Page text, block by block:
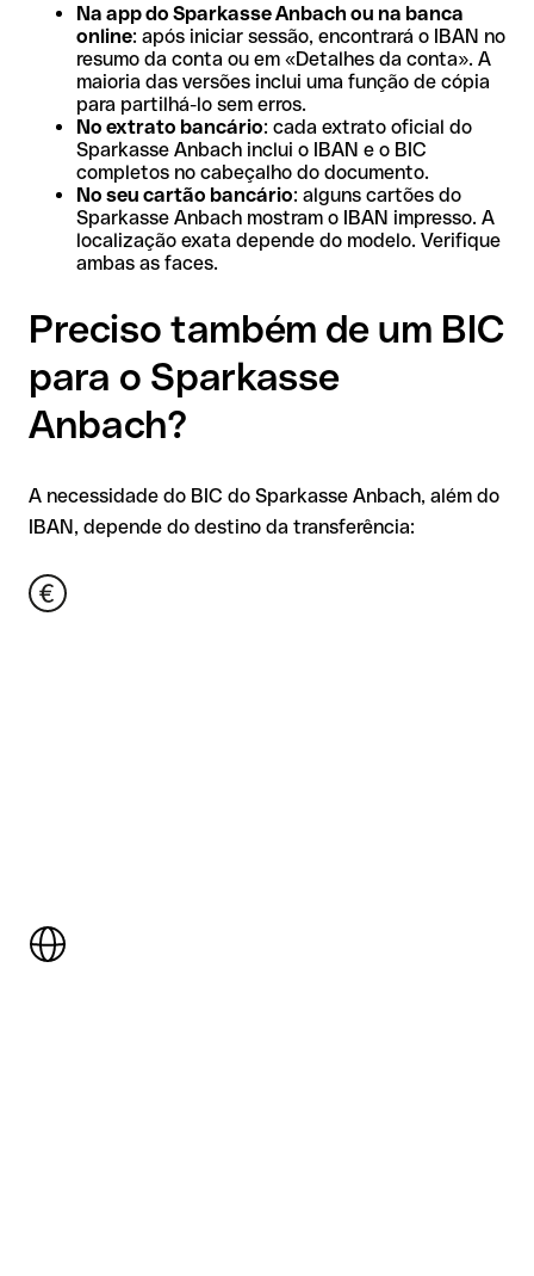
Na app do Sparkasse Anbach ou na banca
online: após iniciar sessão, encontrará o IBAN no
resumo da conta ou em «Detalhes da conta». A
maioria das versões inclui uma função de cópia
para partilhá-lo sem erros.
No extrato bancário: cada extrato oficial do
Sparkasse Anbach inclui o IBAN e o BIC
completos no cabeçalho do documento.
No seu cartão bancário: alguns cartões do
Sparkasse Anbach mostram o IBAN impresso. A
localização exata depende do modelo. Verifique
ambas as faces.
Preciso também de um BIC
para o Sparkasse
Anbach?
A necessidade do BIC do Sparkasse Anbach, além do
IBAN, depende do destino da transferência: